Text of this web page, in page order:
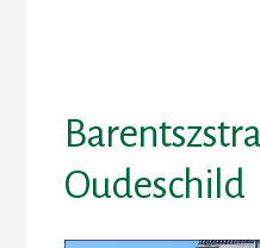
Oudeschild